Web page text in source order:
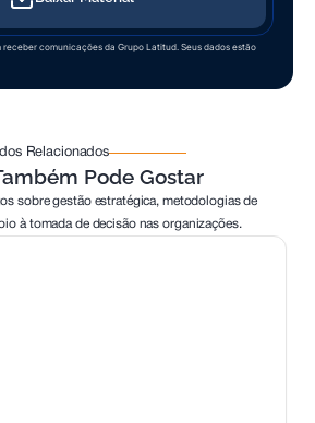
comunicações da Grupo Latitud. Seus dados estão
Relacionados
Pode Gostar
sobre gestão estratégica, metodologias de
à tomada de decisão nas organizações.